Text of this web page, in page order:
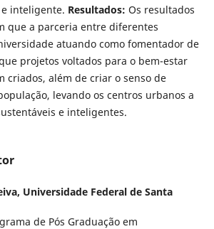
inteligente. Resultados: Os resultados
que a parceria entre diferentes
atuando como fomentador de
projetos voltados para o bem-estar
criados, além de criar o senso de
levando os centros urbanos a
e inteligentes.
Universidade Federal de Santa
de Pós Graduação em